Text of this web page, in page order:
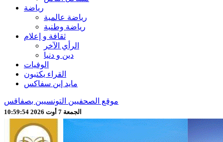
رياضة
رياضة عالمية
رياضة وطنية
ثقافة و إعلام
الرأي الآخر
دين و دنيا
الوفيات
القراء يكتبون
مايد إين سفاكس
موقع الصحفيين التونسيين بصفاقس
الجمعة 7 أوت 2026 10:59:56